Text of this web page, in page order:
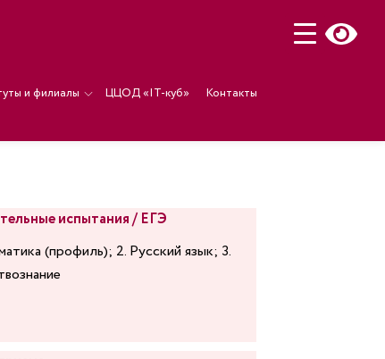
и филиалы ЦЦОД «IT-куб»
Контакты
испытания / ЕГЭ
(профиль); 2. Русский язык; 3.